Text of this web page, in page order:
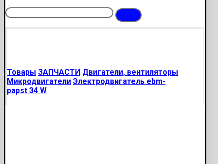
Товары ЗАПЧАСТИ Двигатели, вентиляторы
Микродвигатели Электродвигатель ebm-
papst 34 W